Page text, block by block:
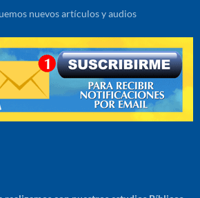
nuevos artículos y audios